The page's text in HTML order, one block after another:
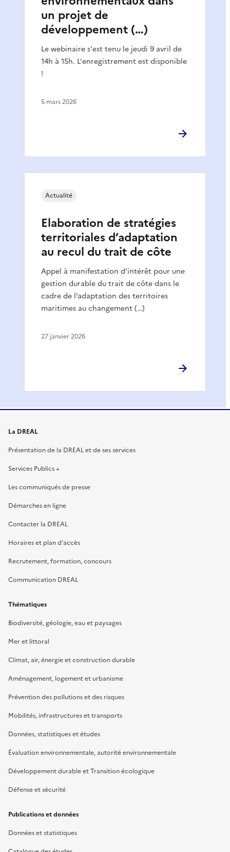
un projet de
développement (…)
Le webinaire s'est tenu le jeudi 9 avril de
14h à 15h. L'enregistrement est disponible
!
5 mars 2026
Elaboration de stratégies
territoriales d’adaptation
au recul du trait de côte
Appel à manifestation d’intérêt pour une
gestion durable du trait de côte dans le
cadre de l’adaptation des territoires
maritimes au changement (…)
Actualité
27 janvier 2026
La DREAL
Présentation de la DREAL et de ses services
Services Publics +
Les communiqués de presse
Démarches en ligne
Contacter la DREAL
Horaires et plan d’accès
Recrutement, formation, concours
Communication DREAL
Thématiques
Biodiversité, géologie, eau et paysages
Mer et littoral
Climat, air, énergie et construction durable
Aménagement, logement et urbanisme
Prévention des pollutions et des risques
Mobilités, infrastructures et transports
Données, statistiques et études
Évaluation environnementale, autorité environnementale
Développement durable et Transition écologique
Défense et sécurité
Publications et données
Données et statistiques